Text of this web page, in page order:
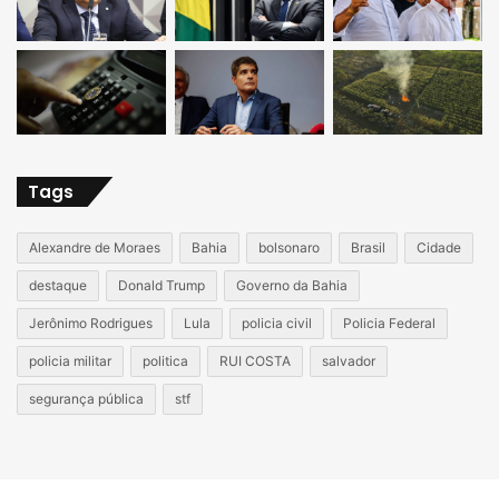
Tags
Alexandre de Moraes Bahia bolsonaro Brasil Cidade
destaque Donald Trump Governo da Bahia
Jerônimo Rodrigues Lula policia civil Policia Federal
policia militar politica RUI COSTA salvador
segurança pública stf